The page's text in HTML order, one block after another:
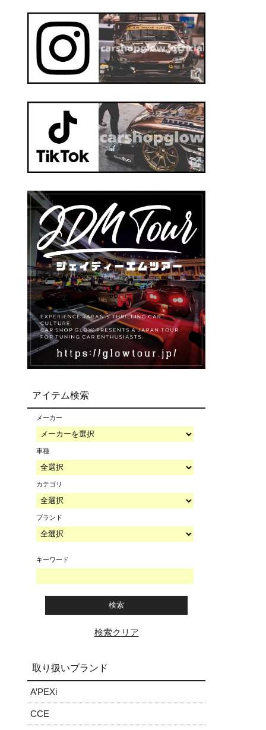
アイテム検索
メーカー
車種
カテゴリ
ブランド
キーワード
検索クリア
取り扱いブランド
A’PEXi
CCE